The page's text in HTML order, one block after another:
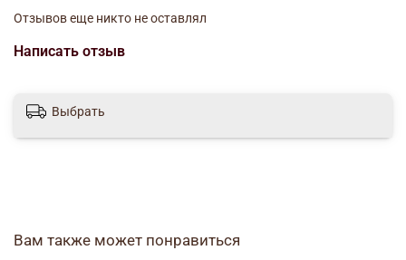
Вращающаяся фоторамка «Волшебный куб» для демонстрации
Питание
1 х «АА»
Отзывов еще никто не оставлял
Написать отзыв
Выбрать
Вам также может понравиться